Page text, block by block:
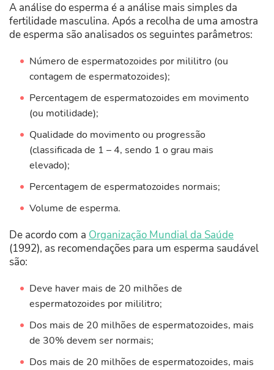
A análise do esperma é a análise mais simples da
fertilidade masculina. Após a recolha de uma amostra
de esperma são analisados os seguintes parâmetros:
Número de espermatozoides por mililitro (ou
contagem de espermatozoides);
Percentagem de espermatozoides em movimento
(ou motilidade);
Qualidade do movimento ou progressão
(classificada de 1 – 4, sendo 1 o grau mais
elevado);
Percentagem de espermatozoides normais;
Volume de esperma.
De acordo com a Organização Mundial da Saúde
(1992), as recomendações para um esperma saudável
são:
Deve haver mais de 20 milhões de
espermatozoides por mililitro;
Dos mais de 20 milhões de espermatozoides, mais
de 30% devem ser normais;
Dos mais de 20 milhões de espermatozoides, mais